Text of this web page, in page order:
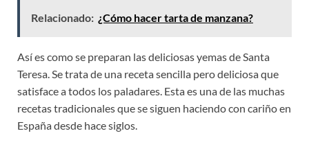
Relacionado: ¿Cómo hacer tarta de manzana?
Así es como se preparan las deliciosas yemas de Santa
Teresa. Se trata de una receta sencilla pero deliciosa que
satisface a todos los paladares. Esta es una de las muchas
recetas tradicionales que se siguen haciendo con cariño en
España desde hace siglos.